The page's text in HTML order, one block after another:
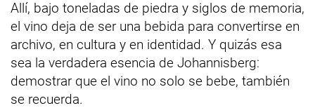
Allí, bajo toneladas de piedra y siglos de memoria,
el vino deja de ser una bebida para convertirse en
archivo, en cultura y en identidad. Y quizás esa
sea la verdadera esencia de Johannisberg:
demostrar que el vino no solo se bebe, también
se recuerda.